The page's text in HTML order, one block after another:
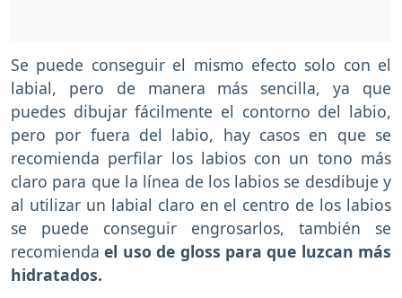
Se puede conseguir el mismo efecto solo con el
labial, pero de manera más sencilla, ya que
puedes dibujar fácilmente el contorno del labio,
pero por fuera del labio, hay casos en que se
recomienda perfilar los labios con un tono más
claro para que la línea de los labios se desdibuje y
al utilizar un labial claro en el centro de los labios
se puede conseguir engrosarlos, también se
recomienda el uso de gloss para que luzcan más
hidratados.